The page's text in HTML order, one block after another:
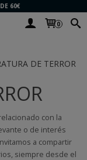
60€
0
DE TERROR
con la
o de interés
a compartir
siempre desde el